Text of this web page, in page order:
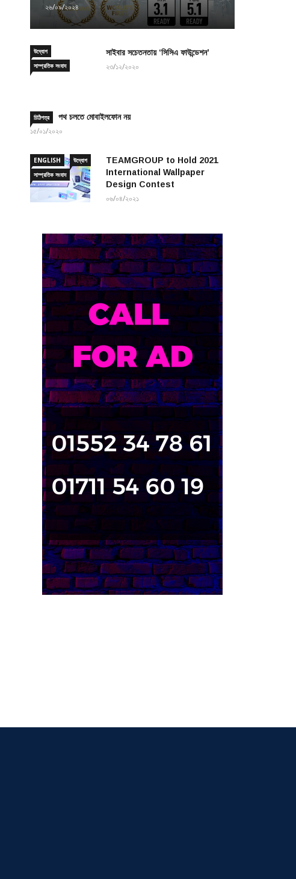
২৬/০৯/২০২৪
উদ্যোগ
সাম্প্রতিক সংবাদ
সাইবার সচেতনতায় ‘সিসিএ ফাউন্ডেশন’
২৩/১২/২০২০
চিঠিপত্র পথ চলতে মোবাইলফোন নয়
১৫/০১/২০২০
ENGLISH
উদ্যোগ
সাম্প্রতিক সংবাদ
TEAMGROUP to Hold 2021
International Wallpaper
Design Contest
০৬/০৪/২০২১